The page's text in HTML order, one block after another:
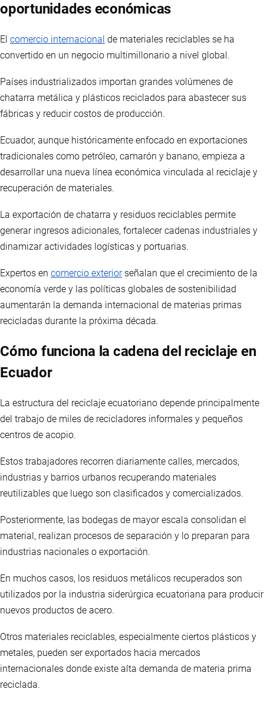
oportunidades económicas
El comercio internacional de materiales reciclables se ha
convertido en un negocio multimillonario a nivel global.
Países industrializados importan grandes volúmenes de
chatarra metálica y plásticos reciclados para abastecer sus
fábricas y reducir costos de producción.
Ecuador, aunque históricamente enfocado en exportaciones
tradicionales como petróleo, camarón y banano, empieza a
desarrollar una nueva línea económica vinculada al reciclaje y
recuperación de materiales.
La exportación de chatarra y residuos reciclables permite
generar ingresos adicionales, fortalecer cadenas industriales y
dinamizar actividades logísticas y portuarias.
Expertos en comercio exteriorseñalan que el crecimiento de la
economía verde y las políticas globales de sostenibilidad
aumentarán la demanda internacional de materias primas
recicladas durante la próxima década.
Cómo funciona la cadena del reciclaje en
Ecuador
La estructura del reciclaje ecuatoriano depende principalmente
del trabajo de miles de recicladores informales y pequeños
centros de acopio.
Estos trabajadores recorren diariamente calles, mercados,
industrias y barrios urbanos recuperando materiales
reutilizables que luego son clasificados y comercializados.
Posteriormente, las bodegas de mayor escala consolidan el
material, realizan procesos de separación y lo preparan para
industrias nacionales o exportación.
En muchos casos, los residuos metálicos recuperados son
utilizados por la industria siderúrgica ecuatoriana para producir
nuevos productos de acero.
Otros materiales reciclables, especialmente ciertos plásticos y
metales, pueden ser exportados hacia mercados
internacionales donde existe alta demanda de materia prima
reciclada.